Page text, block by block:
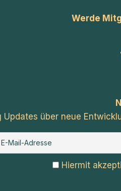
Werde
Updates über neue
Hiermit